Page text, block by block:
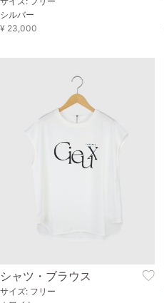
シルバー
¥ 23,000
シャツ・ブラウス
サイズ: フリー